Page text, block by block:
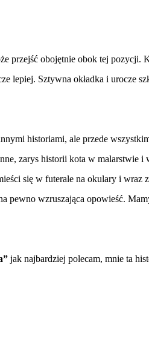
przejść obojętnie obok tej pozycji.
lepiej. Sztywna okładka i urocze
historiami, ale przede
zarys historii kota w malarstwie i
się w futerale na okulary i wraz
pewno wzruszająca opowieść.
jak najbardziej polecam, mnie ta